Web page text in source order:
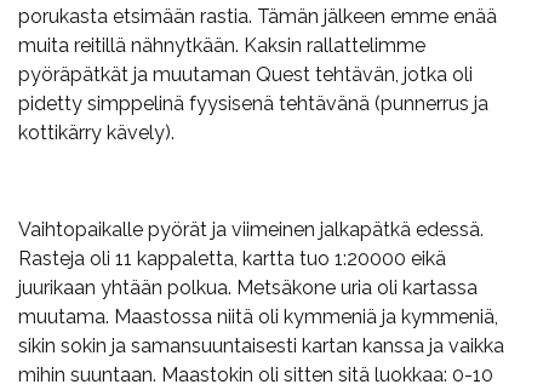
porukasta etsimään rastia. Tämän jälkeen emme enää
muita reitillä nähnytkään. Kaksin rallattelimme
pyöräpätkät ja muutaman Quest tehtävän, jotka oli
pidetty simppelinä fyysisenä tehtävänä (punnerrus ja
kottikärry kävely).
Vaihtopaikalle pyörät ja viimeinen jalkapätkä edessä.
Rasteja oli 11 kappaletta, kartta tuo 1:20000 eikä
juurikaan yhtään polkua. Metsäkone uria oli kartassa
muutama. Maastossa niitä oli kymmeniä ja kymmeniä,
sikin sokin ja samansuuntaisesti kartan kanssa ja vaikka
mihin suuntaan. Maastokin oli sitten sitä luokkaa: 0-10